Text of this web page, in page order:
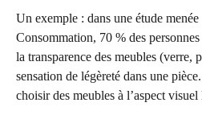
Un exemple : dans une étude
Consommation, 70 % des
la transparence des meubles (verre,
sensation de légèreté dans une
choisir des meubles à l’aspect visuel